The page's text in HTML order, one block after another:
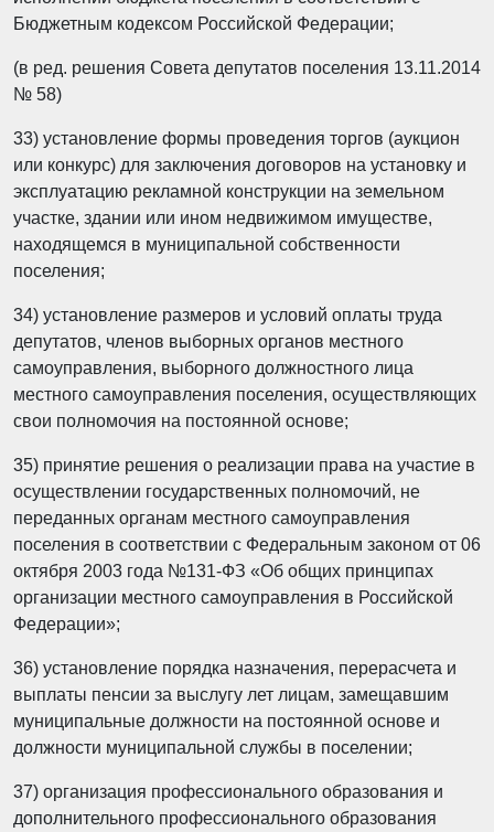
Бюджетным кодексом Российской Федерации;
(в ред. решения Совета депутатов поселения 13.11.2014
№ 58)
33) установление формы проведения торгов (аукцион
или конкурс) для заключения договоров на установку и
эксплуатацию рекламной конструкции на земельном
участке, здании или ином недвижимом имуществе,
находящемся в муниципальной собственности
поселения;
34) установление размеров и условий оплаты труда
депутатов, членов выборных органов местного
самоуправления, выборного должностного лица
местного самоуправления поселения, осуществляющих
свои полномочия на постоянной основе;
35) принятие решения о реализации права на участие в
осуществлении государственных полномочий, не
переданных органам местного самоуправления
поселения в соответствии с Федеральным законом от 06
октября 2003 года №131-ФЗ «Об общих принципах
организации местного самоуправления в Российской
Федерации»;
36) установление порядка назначения, перерасчета и
выплаты пенсии за выслугу лет лицам, замещавшим
муниципальные должности на постоянной основе и
должности муниципальной службы в поселении;
37) организация профессионального образования и
дополнительного профессионального образования